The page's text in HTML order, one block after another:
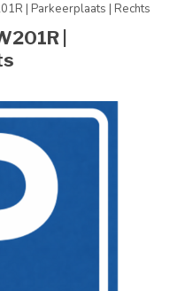
| Parkeerplaats | Rechts
|